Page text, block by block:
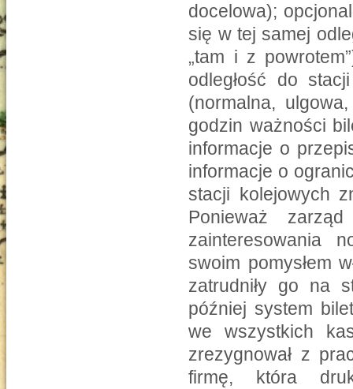
docelowa);
się w tej samej
„tam i z
odległość do
(normalna,
godzin ważności
informacje o
informacje o
stacji kolejowych
Ponieważ
zainteresowania
swoim pomysłem
zatrudniły go na
później system
we wszystkich
zrezygnował z
firmę, która